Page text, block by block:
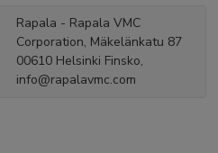
Rapala - Rapala VMC
Corporation, Mäkelänkatu 87
00610 Helsinki Finsko,
info@rapalavmc.com